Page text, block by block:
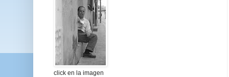
click en la imagen